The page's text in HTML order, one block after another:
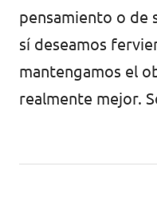
pensamiento o de
sí deseamos
mantengamos el
realmente mejor.